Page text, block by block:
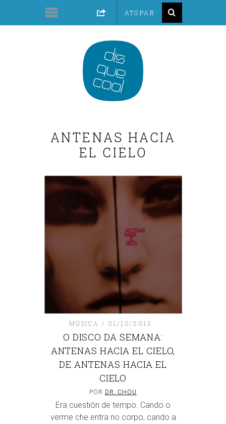
ANTENAS HACIA
EL CIELO
MÚSICA 01/10/2013
O DISCO DA SEMANA:
ANTENAS HACIA EL CIELO,
DE ANTENAS HACIA EL
CIELO
POR DR. CHOU
Era cuestión de tempo. Cando o
verme che entra no corpo, cando a